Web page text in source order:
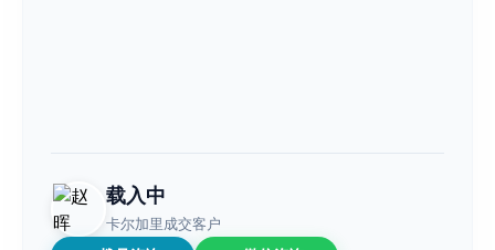
载入中
卡尔加里成交客户